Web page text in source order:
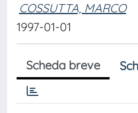
COSSUTTA, MARCO
1997-01-01
Scheda breve